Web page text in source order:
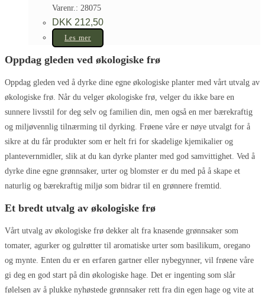
Varenr.: 28075
DKK 212,50
Les mer
Oppdag gleden ved økologiske frø
Oppdag gleden ved å dyrke dine egne økologiske planter med vårt utvalg av
økologiske frø. Når du velger økologiske frø, velger du ikke bare en
sunnere livsstil for deg selv og familien din, men også en mer bærekraftig
og miljøvennlig tilnærming til dyrking. Frøene våre er nøye utvalgt for å
sikre at du får produkter som er helt fri for skadelige kjemikalier og
plantevernmidler, slik at du kan dyrke planter med god samvittighet. Ved å
dyrke dine egne grønnsaker, urter og blomster er du med på å skape et
naturlig og bærekraftig miljø som bidrar til en grønnere fremtid.
Et bredt utvalg av økologiske frø
Vårt utvalg av økologiske frø dekker alt fra knasende grønnsaker som
tomater, agurker og gulrøtter til aromatiske urter som basilikum, oregano
og mynte. Enten du er en erfaren gartner eller nybegynner, vil frøene våre
gi deg en god start på din økologiske hage. Det er ingenting som slår
følelsen av å plukke nyhøstede grønnsaker rett fra din egen hage og vite at